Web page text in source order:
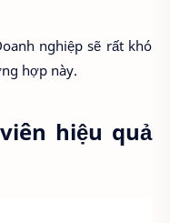
nghiệp sẽ rất khó
hợp này.
hiệu quả